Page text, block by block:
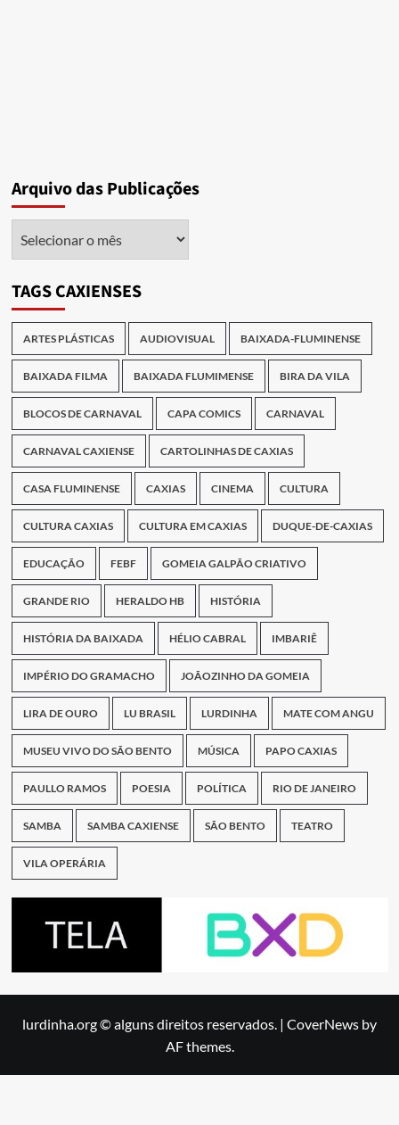
Arquivo das Publicações
TAGS CAXIENSES
ARTES PLÁSTICAS AUDIOVISUAL BAIXADA-FLUMINENSE
BAIXADA FILMA BAIXADA FLUMIMENSE BIRA DA VILA
BLOCOS DE CARNAVAL CAPA COMICS CARNAVAL
CARNAVAL CAXIENSE CARTOLINHAS DE CAXIAS
CASA FLUMINENSE CAXIAS CINEMA CULTURA
CULTURA CAXIAS CULTURA EM CAXIAS DUQUE-DE-CAXIAS
EDUCAÇÃO FEBF GOMEIA GALPÃO CRIATIVO
GRANDE RIO HERALDO HB HISTÓRIA
HISTÓRIA DA BAIXADA HÉLIO CABRAL IMBARIÊ
IMPÉRIO DO GRAMACHO JOÃOZINHO DA GOMEIA
LIRA DE OURO LU BRASIL LURDINHA MATE COM ANGU
MUSEU VIVO DO SÃO BENTO MÚSICA PAPO CAXIAS
PAULLO RAMOS POESIA POLÍTICA RIO DE JANEIRO
SAMBA SAMBA CAXIENSE SÃO BENTO TEATRO
VILA OPERÁRIA
lurdinha.org © alguns direitos reservados. | CoverNews by
AF themes.